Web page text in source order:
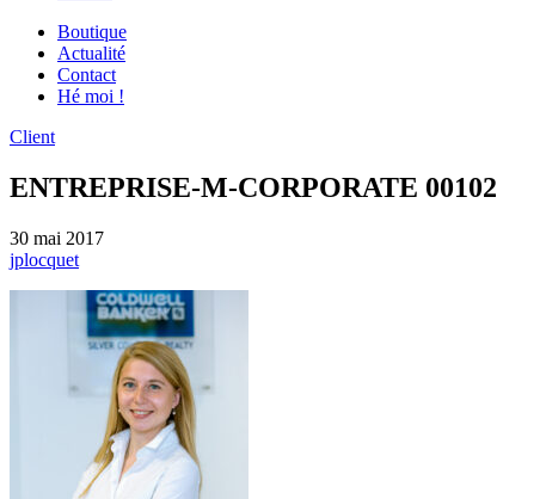
Boutique
Actualité
Contact
Hé moi !
Client
ENTREPRISE-M-CORPORATE 00102
30 mai 2017
jplocquet